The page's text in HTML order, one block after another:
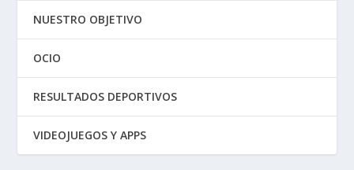
NUESTRO OBJETIVO
OCIO
RESULTADOS DEPORTIVOS
VIDEOJUEGOS Y APPS